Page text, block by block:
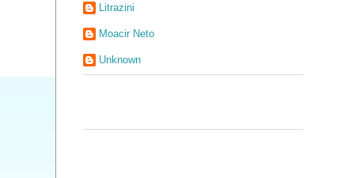
Litrazini
Moacir Neto
Unknown